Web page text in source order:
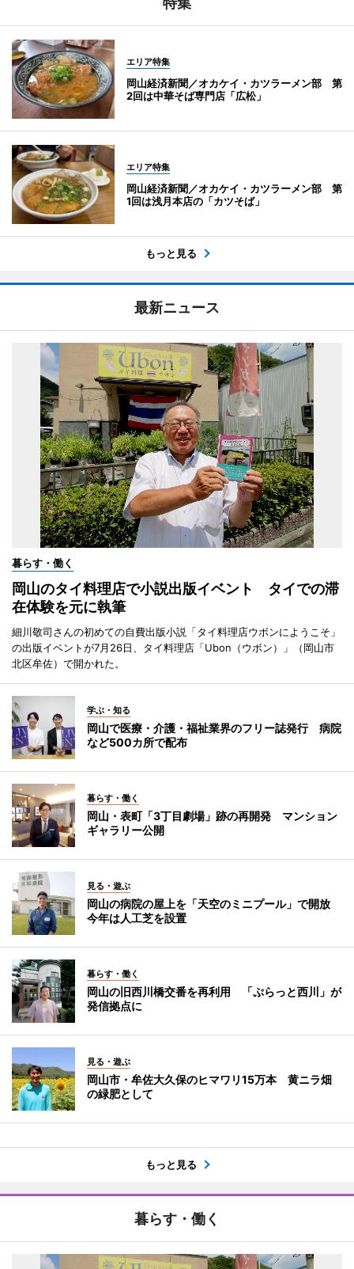
エリア特集
岡山経済新聞／オカケイ・カツラーメン部 第
2回は中華そば専門店「広松」
エリア特集
岡山経済新聞／オカケイ・カツラーメン部 第
1回は浅月本店の「カツそば」
もっと見る
最新ニュース
暮らす・働く
岡山のタイ料理店で小説出版イベント タイでの滞
在体験を元に執筆
細川敬司さんの初めての自費出版小説「タイ料理店ウボンにようこそ」
の出版イベントが7月26日、タイ料理店「Ubon（ウボン）」（岡山市
北区牟佐）で開かれた。
学ぶ・知る
岡山で医療・介護・福祉業界のフリー誌発行 病院
など500カ所で配布
暮らす・働く
岡山・表町「3丁目劇場」跡の再開発 マンション
ギャラリー公開
見る・遊ぶ
岡山の病院の屋上を「天空のミニプール」で開放
今年は人工芝を設置
暮らす・働く
岡山の旧西川橋交番を再利用 「ぷらっと西川」が
発信拠点に
見る・遊ぶ
岡山市・牟佐大久保のヒマワリ15万本 黄ニラ畑
の緑肥として
もっと見る
暮らす・働く